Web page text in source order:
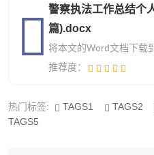
质。二是结合工作实际，强
镇行政执法责任制实施方案
务、明确执法主体、落实执
到执法责任、监督机制和评
二、结合实际、学用并举
警察执法工作总结个
篇).docx
将本文的Word文档下载
推荐度：
热门标签: TAGS1 TAGS2
TAGS5